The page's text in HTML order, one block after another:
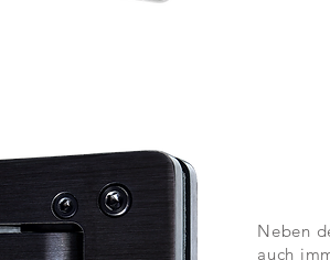
Neben
auch